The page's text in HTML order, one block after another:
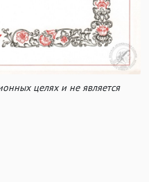
целях и не является